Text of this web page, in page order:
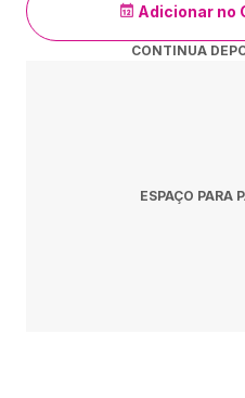
Adicionar no
CONTINUA
ESPAÇO PARA